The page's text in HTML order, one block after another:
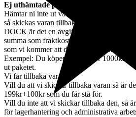
Ej uthämtade paket:
Hämtar ni inte ut varan efter påminnelse
så skickas varan tillbaka till oss,
DOCK är det en avgift du som kund få
summa som fraktkostnaden kostade vid
som vi kommer att dra av från eran
Exempel: Du köper en vara för 1000kr +
ut paketet.
Vi får tillbaka varan.
Vill du att vi skickar tillbaka varan så är
199kr+100kr som du får stå för.
Vill du inte att vi skickar tillbaka den, så
för lagerhantering och administrativa